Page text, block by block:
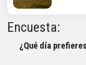
Encuesta:
¿Qué día